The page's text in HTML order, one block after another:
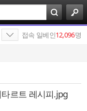
접속 일베인12,096명
르트 레시피.jpg